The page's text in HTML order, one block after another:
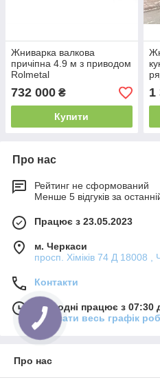
Жниварка валкова
причіпна 4.9 м з приводом
Rolmetal
732 000 ₴
Купити
1
Про нас
Рейтинг не сформований
Менше 5 відгуків за
Працює з 23.05.2023
м. Черкаси
просп. Хіміків 74 Д 18008 ,
Контакти
Сьогодні працює з 07:30
Показати весь графік
Про нас